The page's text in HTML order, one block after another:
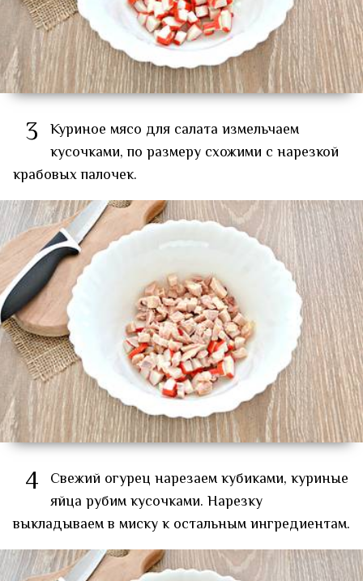
3 Куриное мясо для салата измельчаем
кусочками, по размеру схожими с нарезкой
крабовых палочек.
4 Свежий огурец нарезаем кубиками, куриные
яйца рубим кусочками. Нарезку
выкладываем в миску к остальным ингредиентам.